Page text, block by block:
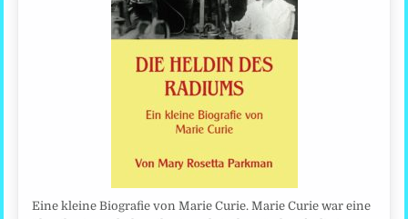
Eine kleine Biografie von Marie Curie. Marie Curie war eine